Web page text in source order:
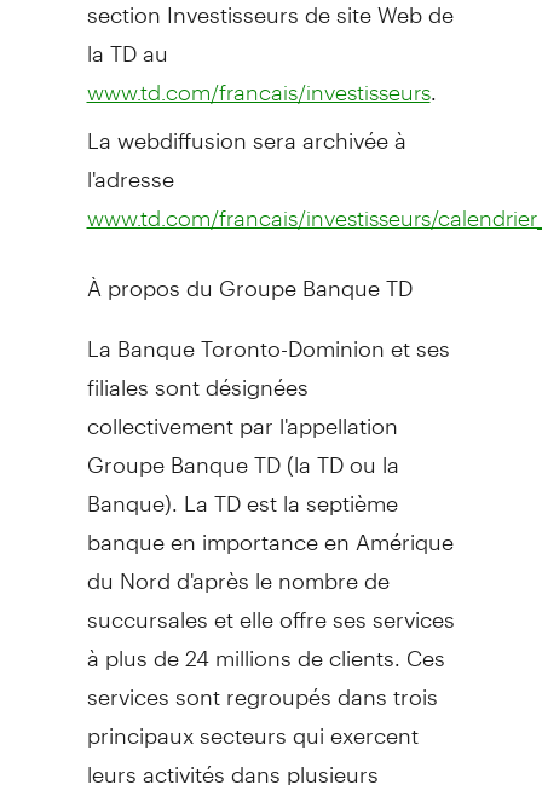
la TD au
www.td.com/francais/investisseurs.
La webdiffusion sera archivée à
l'adresse
www.td.com/francais/investisseurs/
À propos du Groupe Banque TD
La Banque Toronto-Dominion et ses
filiales sont désignées
collectivement par l'appellation
Groupe Banque TD (la TD ou la
Banque). La TD est la septième
banque en importance en Amérique
du Nord d'après le nombre de
succursales et elle offre ses services
à plus de 24 millions de clients. Ces
services sont regroupés dans trois
principaux secteurs qui exercent
leurs activités dans plusieurs